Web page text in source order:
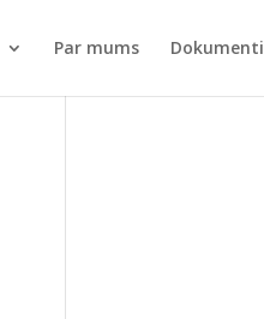
Par mums Dokumenti